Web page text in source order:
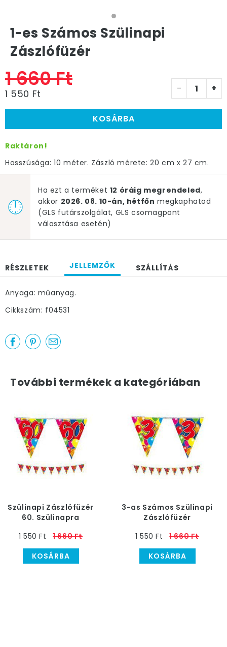
1-es Számos Szülinapi
Zászlófüzér
1 660 Ft
1 550 Ft - +
KOSÁRBA
Raktáron!
Hosszúsága: 10 méter. Zászló mérete: 20 cm x 27 cm.
Ha ezt a terméket 12 óráig megrendeled,
akkor 2026. 08. 10-án, hétfőn megkaphatod
(GLS futárszolgálat, GLS csomagpont
választása esetén)
RÉSZLETEK JELLEMZŐK SZÁLLÍTÁS
Anyaga: műanyag.
Cikkszám: f04531
További termékek a kategóriában
Szülinapi Zászlófüzér
60. Szülinapra
1 550 Ft
1 660 Ft
KOSÁRBA
3-as Számos Szülinapi
Zászlófüzér
1 550 Ft
1 660 Ft
KOSÁRBA